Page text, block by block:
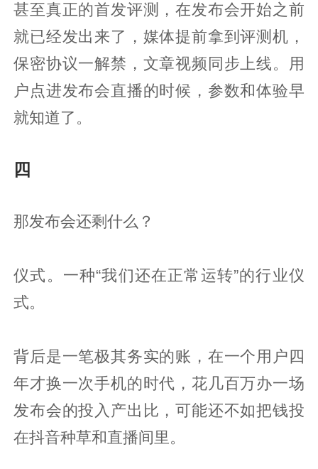
甚至真正的首发评测，在发布会开始之前
就已经发出来了，媒体提前拿到评测机，
保密协议一解禁，文章视频同步上线。用
户点进发布会直播的时候，参数和体验早
就知道了。
四
那发布会还剩什么？
仪式。一种“我们还在正常运转”的行业仪
式。
背后是一笔极其务实的账，在一个用户四
年才换一次手机的时代，花几百万办一场
发布会的投入产出比，可能还不如把钱投
在抖音种草和直播间里。